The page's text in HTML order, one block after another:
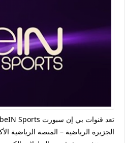
تعد قنوات بي إن سبورت beIN Sports
الجزيرة الرياضية – المنصة الرياضية